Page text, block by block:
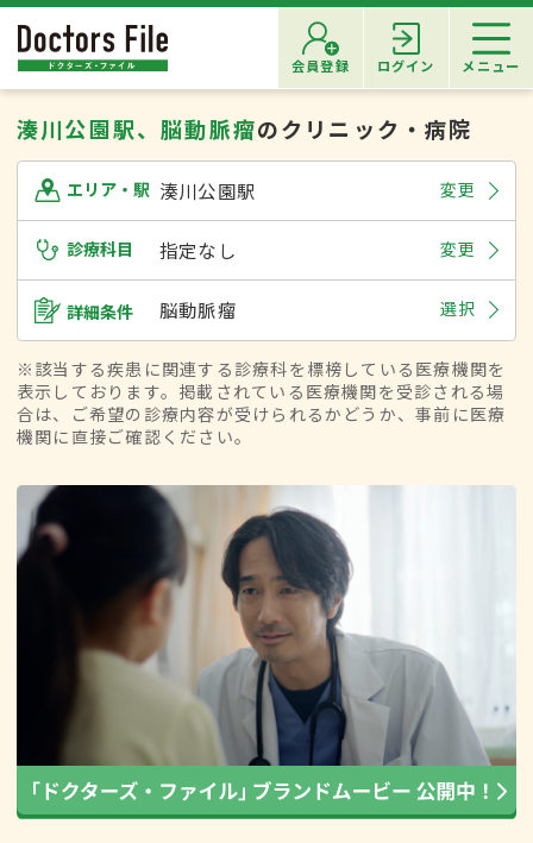
会員登録 ログイン メニュー
湊川公園駅、脳動脈瘤のクリニック・病院
エリア・駅 湊川公園駅 変更
診療科目 指定なし 変更
詳細条件 脳動脈瘤 選択
※該当する疾患に関連する診療科を標榜している医療機関を
表示しております。掲載されている医療機関を受診される場
合は、ご希望の診療内容が受けられるかどうか、事前に医療
機関に直接ご確認ください。